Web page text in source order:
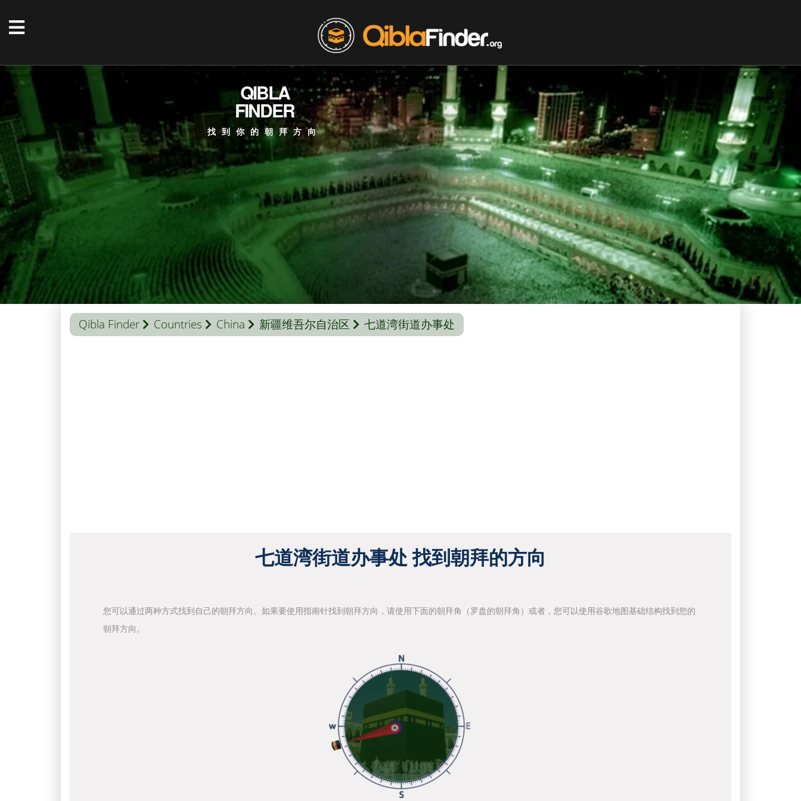
QIBLA
FINDER
找到你的朝拜方向
Qibla Finder Countries China 新疆维吾尔自治区 七道湾街道办事处
七道湾街道办事处 找到朝拜的方向
您可以通过两种方式找到自己的朝拜方向。如果要使用指南针找到朝拜方向，请使用下面的朝拜角（罗盘的朝拜角）或者，您可以使用谷歌地图基础结构找到您的
朝拜方向。